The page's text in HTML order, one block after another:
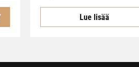
Lue lisää